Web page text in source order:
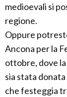
medioevali si
regione.
Oppure
Ancona per la
ottobre, dove
sia stata
che festeggia